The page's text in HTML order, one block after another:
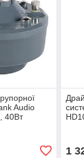
Audio
40Вт
1